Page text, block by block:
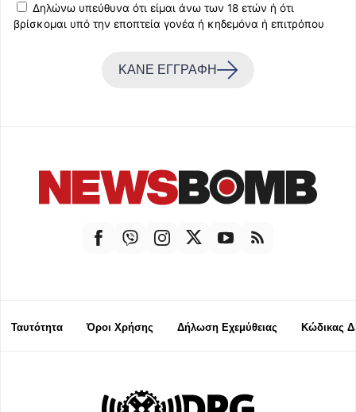
Δηλώνω υπεύθυνα ότι είμαι άνω των 18 ετών ή ότι
βρίσκομαι υπό την εποπτεία γονέα ή κηδεμόνα ή επιτρόπου
ΚΑΝΕ ΕΓΓΡΑΦΗ
Ταυτότητα Όροι Χρήσης Δήλωση Εχεμύθειας Κώδικας